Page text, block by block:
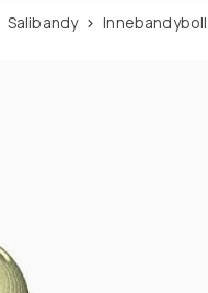
Salibandy